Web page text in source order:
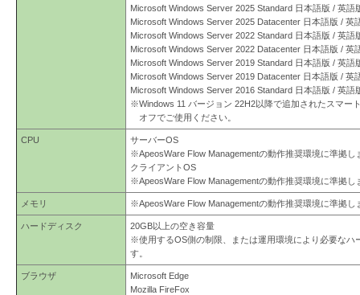
Microsoft Windows Server 2025 Standard 日本語版 / 英語
Microsoft Windows Server 2025 Datacenter 日本語版 / 英
Microsoft Windows Server 2022 Standard 日本語版 / 英語
Microsoft Windows Server 2022 Datacenter 日本語版 / 英
Microsoft Windows Server 2019 Standard 日本語版 / 英語
Microsoft Windows Server 2019 Datacenter 日本語版 / 英
Microsoft Windows Server 2016 Standard 日本語版 / 英語
※Windows 11 バージョン 22H2以降で追加されたスマー
オフでご使用ください。
CPU
サーバーOS
※ApeosWare Flow Managementの動作推奨環境に準拠し
クライアントOS
※ApeosWare Flow Managementの動作推奨環境に準拠し
メモリ ※ApeosWare Flow Managementの動作推奨環境に準拠し
ハードディスク
20GB以上の空き容量
※使用するOS側の制限、または運用環境により必要なハ
す。
ブラウザ
Microsoft Edge
Mozilla FireFox